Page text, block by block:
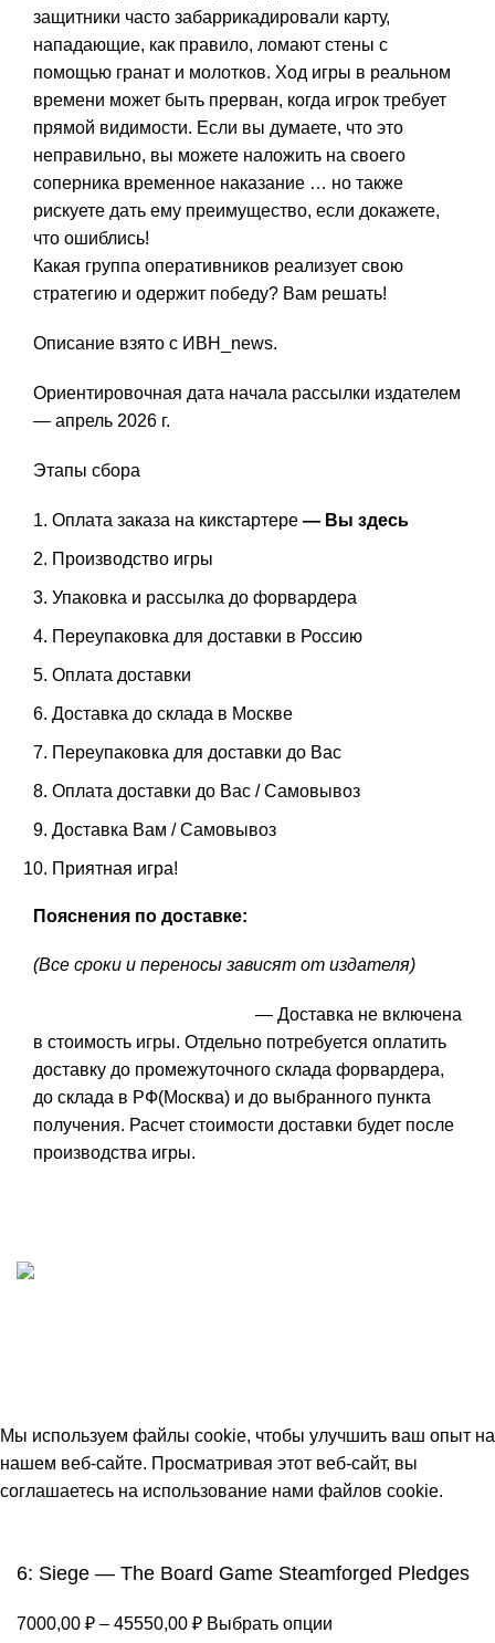
защитники часто забаррикадировали карту,
нападающие, как правило, ломают стены с
помощью гранат и молотков. Ход игры в реальном
времени может быть прерван, когда игрок требует
прямой видимости. Если вы думаете, что это
неправильно, вы можете наложить на своего
соперника временное наказание … но также
рискуете дать ему преимущество, если докажете,
что ошиблись!
Какая группа оперативников реализует свою
стратегию и одержит победу? Вам решать!
Описание взято с ИВН_news.
Ориентировочная дата начала рассылки издателем
— апрель 2026 г.
Этапы сбора
Оплата заказа на кикстартере — Вы здесь
Производство игры
Упаковка и рассылка до форвардера
Переупаковка для доставки в Россию
Оплата доставки
Доставка до склада в Москве
Переупаковка для доставки до Вас
Оплата доставки до Вас / Самовывоз
Доставка Вам / Самовывоз
Приятная игра!
Пояснения по доставке:
(Все сроки и переносы зависят от издателя)
— Доставка не включена
в стоимость игры. Отдельно потребуется оплатить
доставку до промежуточного склада форвардера,
до склада в РФ(Москва) и до выбранного пункта
получения. Расчет стоимости доставки будет после
производства игры.
Мы используем файлы cookie, чтобы улучшить ваш опыт на
нашем веб-сайте. Просматривая этот веб-сайт, вы
соглашаетесь на использование нами файлов cookie.
6: Siege — The Board Game Steamforged Pledges
7000,00 ₽ – 45550,00 ₽ Выбрать опции